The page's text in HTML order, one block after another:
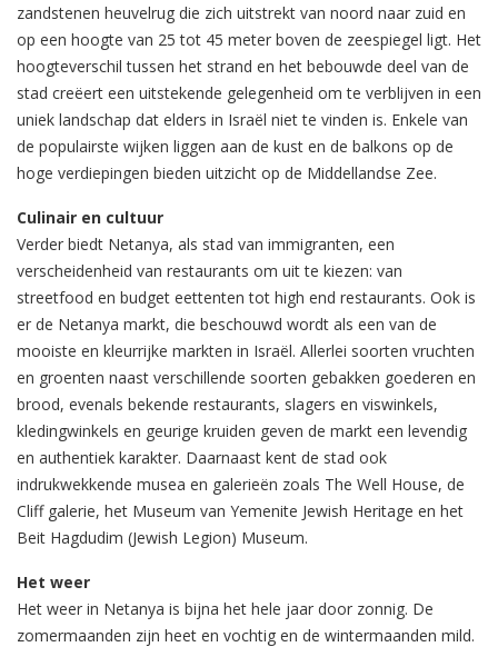
zandstenen heuvelrug die zich uitstrekt van noord naar zuid en
op een hoogte van 25 tot 45 meter boven de zeespiegel ligt. Het
hoogteverschil tussen het strand en het bebouwde deel van de
stad creëert een uitstekende gelegenheid om te verblijven in een
uniek landschap dat elders in Israël niet te vinden is. Enkele van
de populairste wijken liggen aan de kust en de balkons op de
hoge verdiepingen bieden uitzicht op de Middellandse Zee.
Culinair en cultuur
Verder biedt Netanya, als stad van immigranten, een
verscheidenheid van restaurants om uit te kiezen: van
streetfood en budget eettenten tot high end restaurants. Ook is
er de Netanya markt, die beschouwd wordt als een van de
mooiste en kleurrijke markten in Israël. Allerlei soorten vruchten
en groenten naast verschillende soorten gebakken goederen en
brood, evenals bekende restaurants, slagers en viswinkels,
kledingwinkels en geurige kruiden geven de markt een levendig
en authentiek karakter. Daarnaast kent de stad ook
indrukwekkende musea en galerieën zoals The Well House, de
Cliff galerie, het Museum van Yemenite Jewish Heritage en het
Beit Hagdudim (Jewish Legion) Museum.
Het weer
Het weer in Netanya is bijna het hele jaar door zonnig. De
zomermaanden zijn heet en vochtig en de wintermaanden mild.